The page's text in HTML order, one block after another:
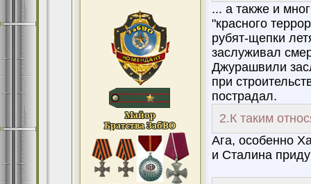
... а также и
"красного
рубят-щепки
заслуживал
Джурашвили
при
пострадал.
2.К таким
Ага, особенно
и Сталина